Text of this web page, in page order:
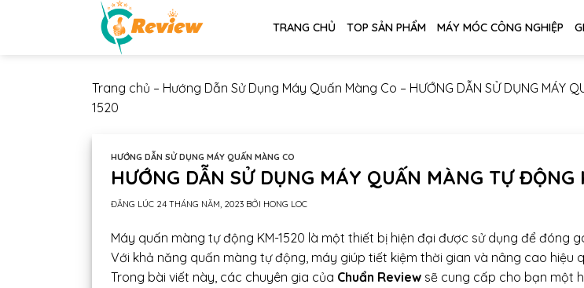
TRANG CHỦ TOP SẢN PHẨM MÁY MÓC CÔNG NGHIỆP
Trang chủ – Hướng Dẫn Sử Dụng Máy Quấn Màng Co – HƯỚNG DẪN SỬ DỤNG MÁY
1520
HƯỚNG DẪN SỬ DỤNG MÁY QUẤN MÀNG CO
HƯỚNG DẪN SỬ DỤNG MÁY QUẤN MÀNG TỰ ĐỘNG
ĐĂNG LÚC 24 THÁNG NĂM, 2023 BỞI HONG LOC
Máy quấn màng tự động KM-1520 là một thiết bị hiện đại được sử dụng để đóng
Với khả năng quấn màng tự động, máy giúp tiết kiệm thời gian và nâng cao hiệu
Trong bài viết này, các chuyên gia của Chuẩn Review sẽ cung cấp cho bạn một